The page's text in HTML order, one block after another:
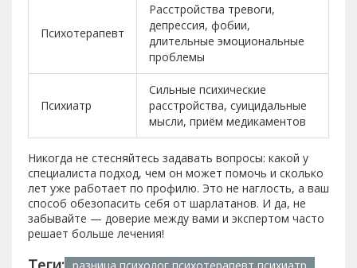
Психотерапевт
Расстройства тревоги,
депрессия, фобии,
длительные эмоциональные
проблемы
Психиатр
Сильные психические
расстройства, суицидальные
мысли, приём медикаментов
Никогда не стесняйтесь задавать вопросы: какой у
специалиста подход, чем он может помочь и сколько
лет уже работает по профилю. Это не наглость, а ваш
способ обезопасить себя от шарлатанов. И да, не
забывайте — доверие между вами и экспертом часто
решает больше лечения!